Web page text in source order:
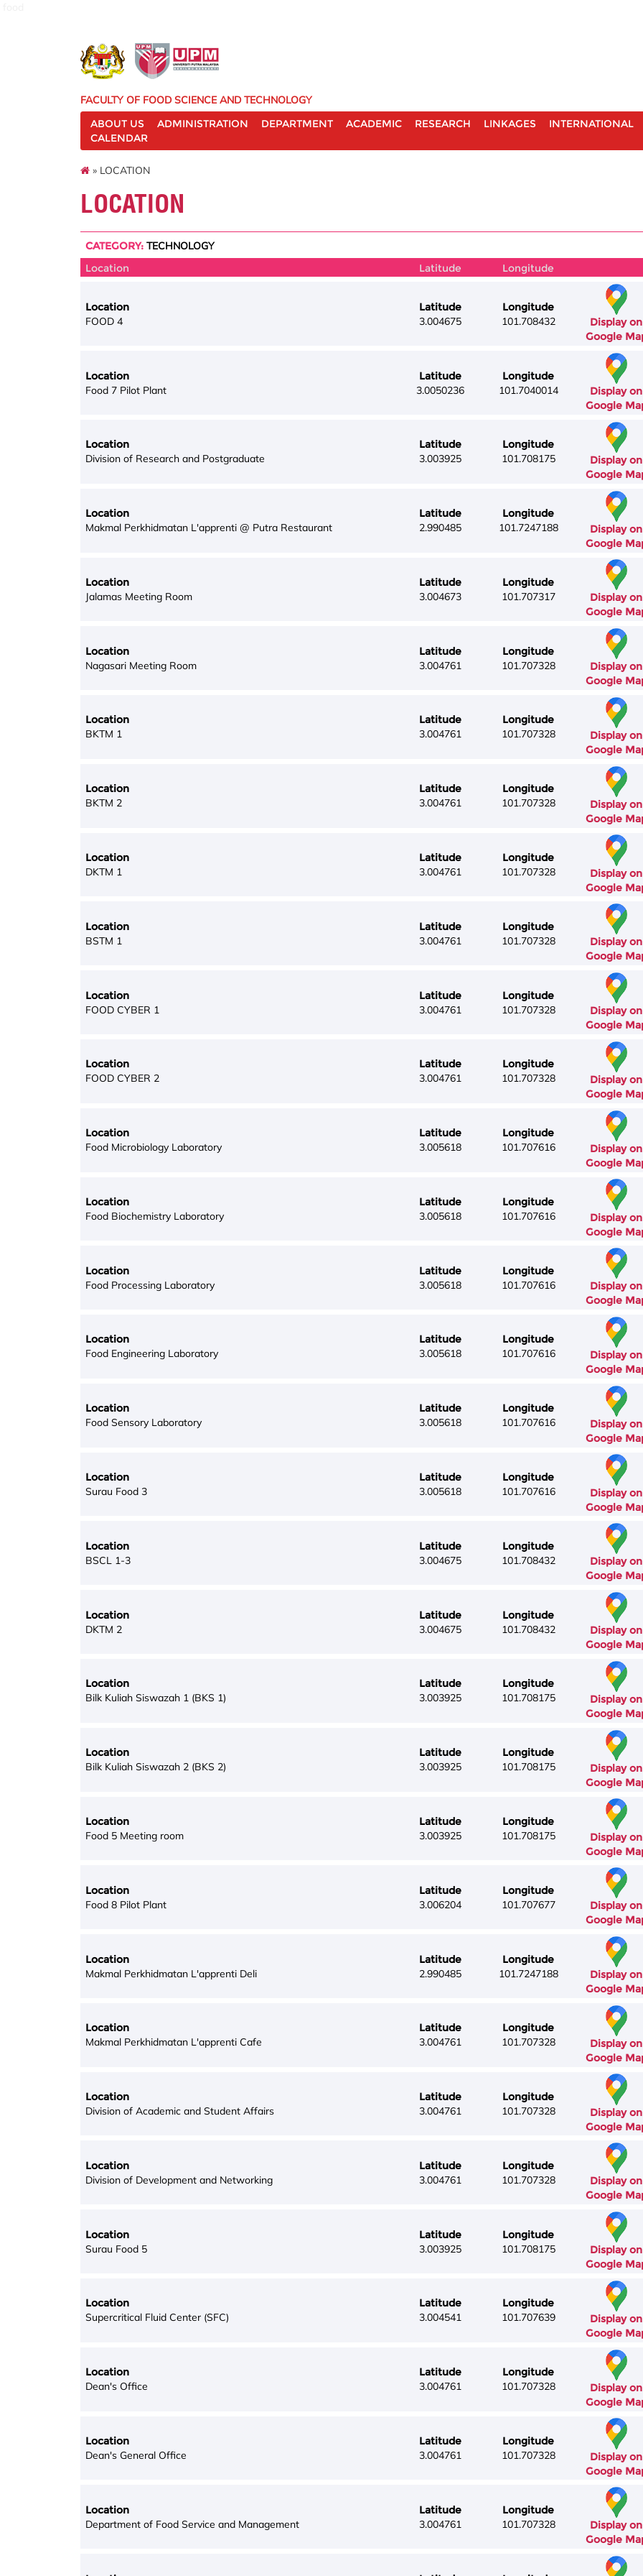
FACULTY OF FOOD SCIENCE AND TECHNOLOGY
ABOUT US
ADMINISTRATION DEPARTMENT ACADEMIC RESEARCH LINKAGES INTERNATIONAL
CALENDAR
» LOCATION
LOCATION
CATEGORY: TECHNOLOGY
Location
Latitude Longitude
Location
FOOD 4
Latitude
3.004675
Longitude
101.708432
Display on
Google
Location
Food 7 Pilot Plant
Latitude
3.0050236
Longitude
101.7040014
Display on
Google
Location
Division of Research and Postgraduate
Latitude
3.003925
Longitude
101.708175
Display on
Google
Location
Makmal Perkhidmatan L'apprenti @ Putra Restaurant
Latitude
2.990485
Longitude
101.7247188
Display on
Google
Location
Jalamas Meeting Room
Latitude
3.004673
Longitude
101.707317
Display on
Google
Location
Nagasari Meeting Room
Latitude
3.004761
Longitude
101.707328
Display on
Google
Location
BKTM 1
Latitude
3.004761
Longitude
101.707328
Display on
Google
Location
BKTM 2
Latitude
3.004761
Longitude
101.707328
Display on
Google
Location
DKTM 1
Latitude
3.004761
Longitude
101.707328
Display on
Google
Location
BSTM 1
Latitude
3.004761
Longitude
101.707328
Display on
Google
Location
FOOD CYBER 1
Latitude
3.004761
Longitude
101.707328
Display on
Google
Location
FOOD CYBER 2
Latitude
3.004761
Longitude
101.707328
Display on
Google
Location
Food Microbiology Laboratory
Latitude
3.005618
Longitude
101.707616
Display on
Google
Location
Food Biochemistry Laboratory
Latitude
3.005618
Longitude
101.707616
Display on
Google
Location
Food Processing Laboratory
Latitude
3.005618
Longitude
101.707616
Display on
Google
Location
Food Engineering Laboratory
Latitude
3.005618
Longitude
101.707616
Display on
Google
Location
Food Sensory Laboratory
Latitude
3.005618
Longitude
101.707616
Display on
Google
Location
Surau Food 3
Latitude
3.005618
Longitude
101.707616
Display on
Google
Location
BSCL 1-3
Latitude
3.004675
Longitude
101.708432
Display on
Google
Location
DKTM 2
Latitude
3.004675
Longitude
101.708432
Display on
Google
Location
Bilk Kuliah Siswazah 1 (BKS 1)
Latitude
3.003925
Longitude
101.708175
Display on
Google
Location
Bilk Kuliah Siswazah 2 (BKS 2)
Latitude
3.003925
Longitude
101.708175
Display on
Google
Location
Food 5 Meeting room
Latitude
3.003925
Longitude
101.708175
Display on
Google
Location
Food 8 Pilot Plant
Latitude
3.006204
Longitude
101.707677
Display on
Google
Location
Makmal Perkhidmatan L'apprenti Deli
Latitude
2.990485
Longitude
101.7247188
Display on
Google
Location
Makmal Perkhidmatan L'apprenti Cafe
Latitude
3.004761
Longitude
101.707328
Display on
Google
Location
Division of Academic and Student Affairs
Latitude
3.004761
Longitude
101.707328
Display on
Google
Location
Division of Development and Networking
Latitude
3.004761
Longitude
101.707328
Display on
Google
Location
Surau Food 5
Latitude
3.003925
Longitude
101.708175
Display on
Google
Location
Supercritical Fluid Center (SFC)
Latitude
3.004541
Longitude
101.707639
Display on
Google
Location
Dean's Office
Latitude
3.004761
Longitude
101.707328
Display on
Google
Location
Dean's General Office
Latitude
3.004761
Longitude
101.707328
Display on
Google
Location
Department of Food Service and Management
Latitude
3.004761
Longitude
101.707328
Display on
Google